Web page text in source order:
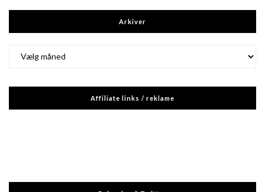
Arkiver
Affiliate links / reklame